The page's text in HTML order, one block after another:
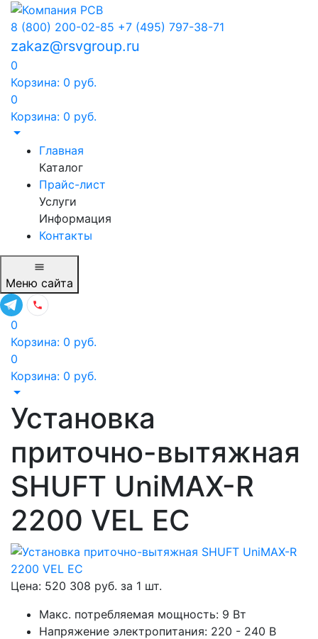
8 (800) 200-02-85 +7 (495) 797-38-71
zakaz@rsvgroup.ru
0
Корзина: 0 руб.
0
Корзина: 0 руб.
Главная
Каталог
Прайс-лист
Услуги
Информация
Контакты
Меню сайта
0
Корзина: 0 руб.
0
Корзина: 0 руб.
Установка
приточно-вытяжная
SHUFT UniMAX-R
2200 VEL EC
Цена: 520 308 руб. за 1 шт.
Макс. потребляемая мощность: 9 Вт
Напряжение электропитания: 220 - 240 В